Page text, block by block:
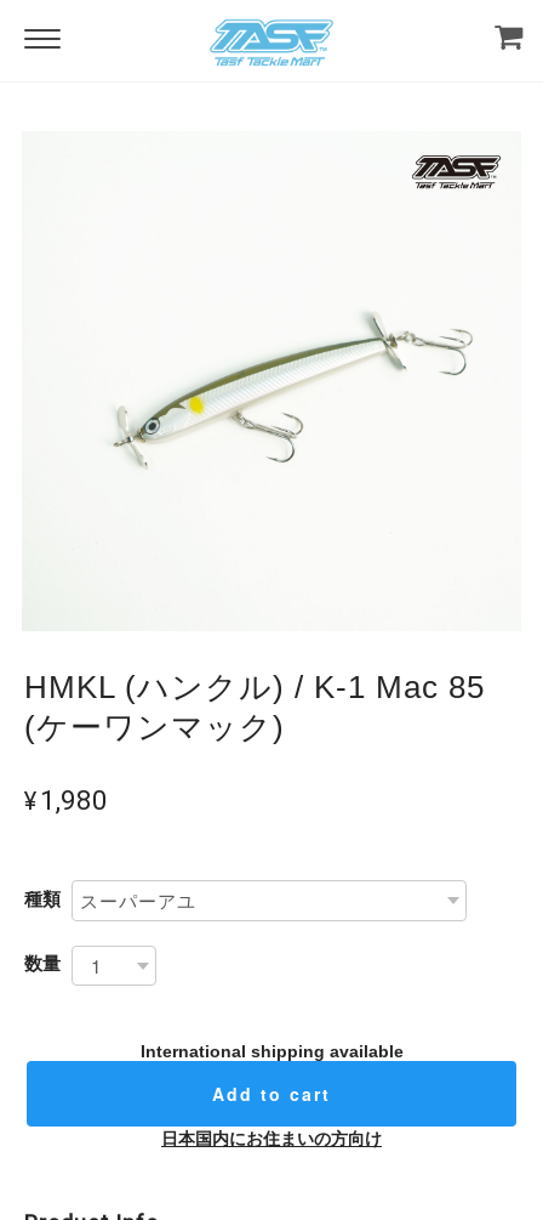
HMKL (ハンクル) / K-1 Mac 85
(ケーワンマック)
¥1,980
種類
数量
International shipping available
Add to cart
日本国内にお住まいの方向け